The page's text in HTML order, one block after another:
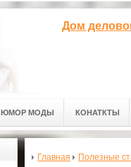
Дом
ЮМОР МОДЫ КОНАТКТЫ
Главная Полезные